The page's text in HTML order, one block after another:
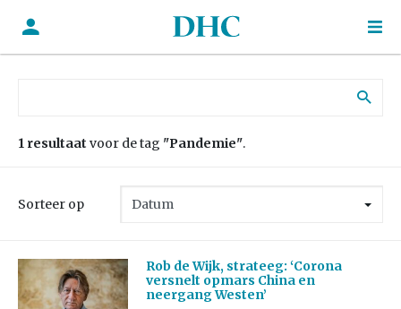
1 resultaat voor de tag "Pandemie".
Sorteer op
Rob de Wijk, strateeg: ‘Corona
versnelt opmars China en
neergang Westen’